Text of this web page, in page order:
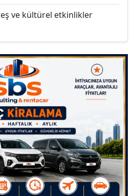
ve kültürel etkinlikler